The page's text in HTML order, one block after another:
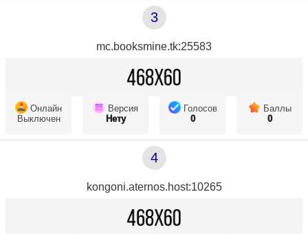
3
mc.booksmine.tk:25583
Онлайн
Выключен
Версия
Нету
Голосов
0
Баллы
0
4
kongoni.aternos.host:10265